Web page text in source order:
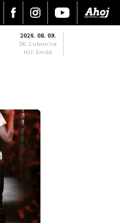
2026. 08. 09.
SK: Ľubomíra
HU: Emőd